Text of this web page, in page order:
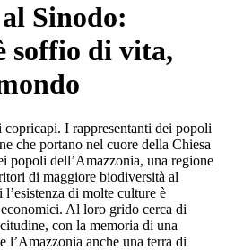
Sinodo:
soffio di vita,
I rappresentanti dei popoli
che portano nel cuore della Chiesa
popoli dell’Amazzonia, una regione
di maggiore biodiversità al
di molte culture è
Al loro grido cerca di
con la memoria di una
l’Amazzonia anche una terra di